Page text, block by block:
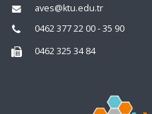
aves@ktu.edu.tr
0462 377 22 00 - 35 90
0462 325 34 84